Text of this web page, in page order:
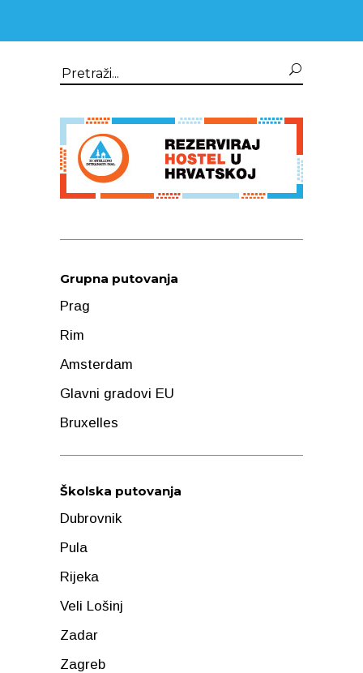
Search
Grupna putovanja
Prag
Rim
Amsterdam
Glavni gradovi EU
Bruxelles
Školska putovanja
Dubrovnik
Pula
Rijeka
Veli Lošinj
Zadar
Zagreb